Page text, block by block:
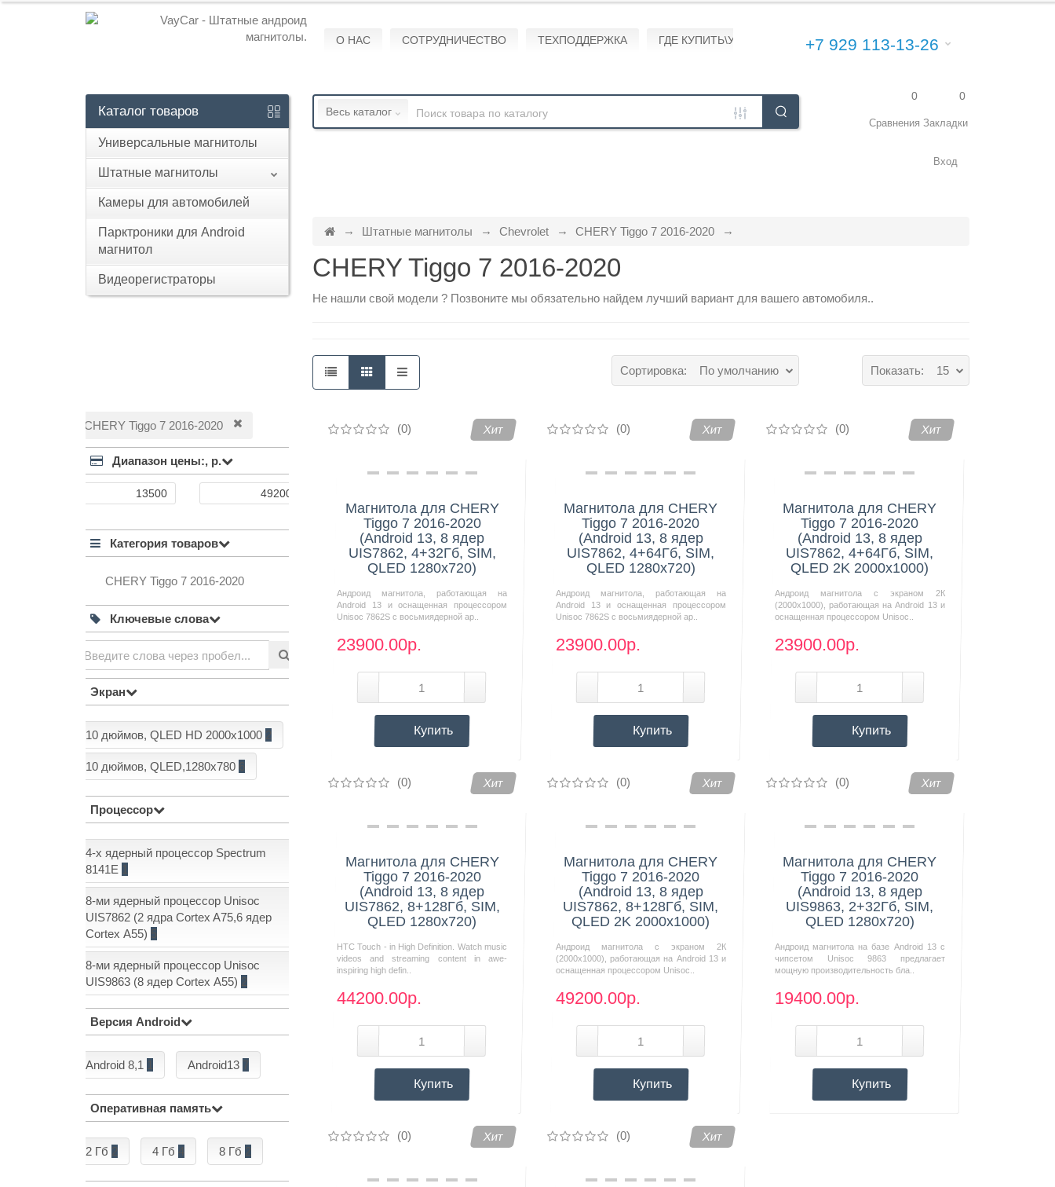
О НАС СОТРУДНИЧЕСТВО ТЕХПОДДЕРЖКА ГДЕ КУПИТЬ\УСТАНОВИТЬ +7 929 113-13-26
Каталог товаров
Универсальные магнитолы
Штатные магнитолы
Камеры для автомобилей
Парктроники для Android
магнитол
Видеорегистраторы
Весь каталог
0
Закладки
0
Сравнения
Вход
CHERY Tiggo 7 2016-2020
Диапазон цены:, р.
Категория товаров
CHERY Tiggo 7 2016-2020
Ключевые слова
Экран
10 дюймов, QLED HD 2000x1000
10 дюймов, QLED,1280x780 6
Процессор
4-х ядерный процессор Spectrum
8141E 1
8-ми ядерный процессор Unisoc
UIS7862 (2 ядра Cortex A75,6 ядер
Cortex А55) 5
8-ми ядерный процессор Unisoc
UIS9863 (8 ядер Cortex А55)
Версия Android
Android 8,1 1 Android13 7
Оперативная память
2 Гб 4 Гб 4 8 Гб
Штатные магнитолы Chevrolet CHERY Tiggo 7 2016-2020
CHERY Tiggo 7 2016-2020
Не нашли свой модели ? Позвоните мы обязательно найдем лучший вариант для вашего автомобиля..
Показать: 15
Сортировка: По умолчанию
(0) Хит
Магнитола для CHERY
Tiggo 7 2016-2020
(Android 13, 8 ядер
UIS7862, 4+32Гб, SIM,
QLED 1280x720)
Андроид магнитола, работающая на
Android 13 и оснащенная процессором
Unisoc 7862S с восьмиядерной ар..
23900.00р.
Купить
(0) Хит
Магнитола для CHERY
Tiggo 7 2016-2020
(Android 13, 8 ядер
UIS7862, 4+64Гб, SIM,
QLED 1280x720)
Андроид магнитола, работающая на
Android 13 и оснащенная процессором
Unisoc 7862S с восьмиядерной ар..
23900.00р.
Купить
(0) Хит
Магнитола для CHERY
Tiggo 7 2016-2020
(Android 13, 8 ядер
UIS7862, 4+64Гб, SIM,
QLED 2K 2000x1000)
Андроид магнитола с экраном 2К
(2000х1000), работающая на Android 13 и
оснащенная процессором Unisoc..
23900.00р.
Купить
(0) Хит
Магнитола для CHERY
Tiggo 7 2016-2020
(Android 13, 8 ядер
UIS7862, 8+128Гб, SIM,
QLED 1280x720)
HTC Touch - in High Definition. Watch music
videos and streaming content in awe-
inspiring high defin..
44200.00р.
Купить
(0) Хит
Магнитола для CHERY
Tiggo 7 2016-2020
(Android 13, 8 ядер
UIS7862, 8+128Гб, SIM,
QLED 2K 2000x1000)
Андроид магнитола с экраном 2К
(2000х1000), работающая на Android 13 и
оснащенная процессором Unisoc..
49200.00р.
Купить
(0) Хит
Магнитола для CHERY
Tiggo 7 2016-2020
(Android 13, 8 ядер
UIS9863, 2+32Гб, SIM,
QLED 1280x720)
Андроид магнитола на базе Android 13 с
чипсетом Unisoc 9863 предлагает
мощную производительность бла..
19400.00р.
Купить
(0) Хит (0) Хит